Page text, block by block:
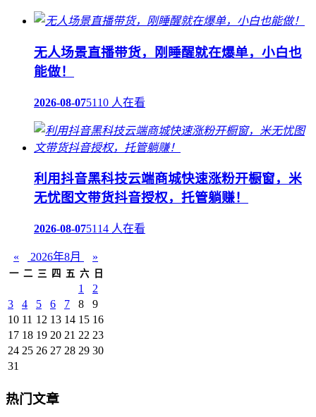
无人场景直播带货，刚睡醒就在爆单，小白也
能做！
2026-08-075110 人在看
利用抖音黑科技云端商城快速涨粉开橱窗，米
无忧图文带货抖音授权，托管躺赚！
2026-08-075114 人在看
« 2026年8月 »
一 二 三 四 五 六 日
1
2
3
4 5 6 7 8
9
10 11 12 13 14 15 16
17 18 19 20 21 22 23
24 25 26 27 28 29 30
31
热门文章